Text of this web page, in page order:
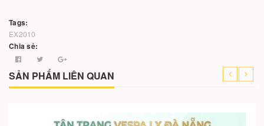
Tags:
EX2010
Chia sẻ:
SẢN PHẨM LIÊN QUAN